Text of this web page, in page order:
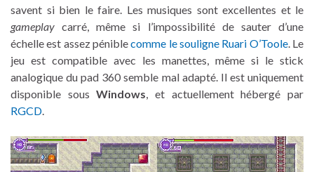
savent si bien le faire. Les musiques sont excellentes et le
gameplaycarré, même si l’impossibilité de sauter d’une
échelle est assez péniblecomme le souligne Ruari O’Toole. Le
jeu est compatible avec les manettes, même si le stick
analogique du pad 360 semble mal adapté. Il est uniquement
disponible sousWindows, et actuellement hébergé par
RGCD.